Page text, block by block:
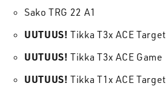
Sako TRG 22 A1
UUTUUS! Tikka T3x ACE Target
UUTUUS! Tikka T3x ACE Game
UUTUUS! Tikka T1x ACE Target